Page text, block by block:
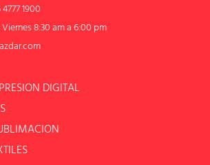
1900
Viernes 8:30 am a 6:00 pm
DIGITAL